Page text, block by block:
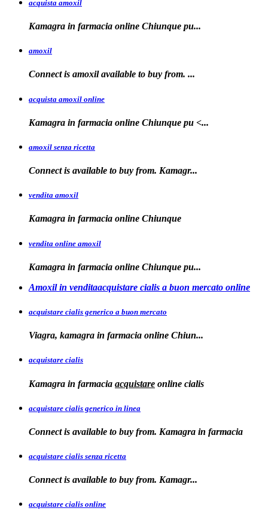
acquista amoxil
Kamagra in farmacia online Chiunque pu...
amoxil
Connect is amoxilavailable to buy from. ...
acquista amoxil online
Kamagra in farmacia online Chiunque pu <...
amoxil senza ricetta
Connect is available to buy from. Kamagr...
vendita amoxil
Kamagra in farmacia online Chiunque
vendita online amoxil
Kamagra in farmacia online Chiunque pu...
Amoxil in venditaacquistare cialis a buon mercato online
acquistare cialis generico a buon mercato
Viagra, kamagra in farmacia online Chiun...
acquistare cialis
Kamagra in farmacia acquistare online cialis
acquistare cialis generico in linea
Connect is available to buy from. Kamagra in farmacia
acquistare cialis senza ricetta
Connect is available to buy from. Kamagr...
acquistare cialis online